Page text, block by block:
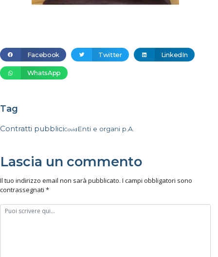
Facebook Twitter LinkedIn
WhatsApp
Tag
Contratti pubbliciCovid Enti e organi p.A.
Lascia un commento
Il tuo indirizzo email non sarà pubblicato. I campi obbligatori sono
contrassegnati *